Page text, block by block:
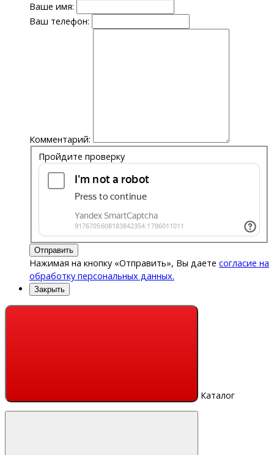
Ваше имя:
Ваш телефон:
Комментарий:
Пройдите проверку
Отправить
Нажимая на кнопку «Отправить», Вы даете согласие на
обработку персональных данных.
Закрыть
Каталог